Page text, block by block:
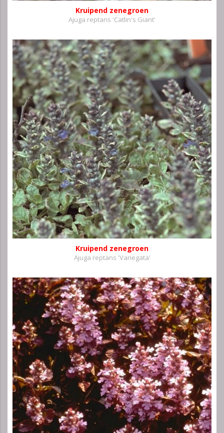
Kruipend zenegroen
Ajuga reptans 'Catlin's Giant'
Kruipend zenegroen
Ajuga reptans 'Variegata'